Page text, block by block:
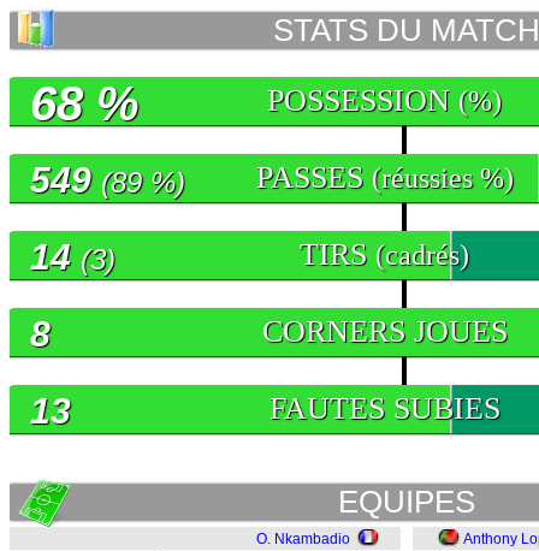
STATS DU MATCH
POSSESSION (%)
68 %
PASSES (réussies %)
549 (89 %)
TIRS (cadrés)
14 (3)
CORNERS JOUES
8
FAUTES SUBIES
13
EQUIPES
O. Nkambadio
Anthony